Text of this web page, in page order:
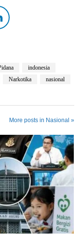
indonesia
Narkotika
nasional
More posts in Nasional »